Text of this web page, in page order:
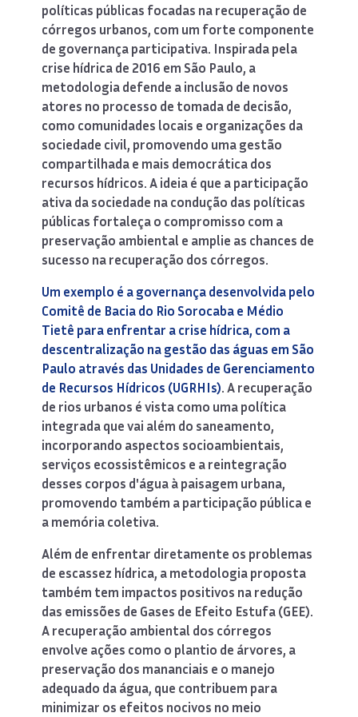
políticas públicas focadas na recuperação de
córregos urbanos, com um forte componente
de governança participativa. Inspirada pela
crise hídrica de 2016 em São Paulo, a
metodologia defende a inclusão de novos
atores no processo de tomada de decisão,
como comunidades locais e organizações da
sociedade civil, promovendo uma gestão
compartilhada e mais democrática dos
recursos hídricos. A ideia é que a participação
ativa da sociedade na condução das políticas
públicas fortaleça o compromisso com a
preservação ambiental e amplie as chances de
sucesso na recuperação dos córregos.
Um exemplo é a governança desenvolvida pelo
Comitê de Bacia do Rio Sorocaba e Médio
Tietê para enfrentar a crise hídrica, com a
descentralização na gestão das águas em São
Paulo através das Unidades de Gerenciamento
de Recursos Hídricos (UGRHIs). A recuperação
de rios urbanos é vista como uma política
integrada que vai além do saneamento,
incorporando aspectos socioambientais,
serviços ecossistêmicos e a reintegração
desses corpos d'água à paisagem urbana,
promovendo também a participação pública e
a memória coletiva.
Além de enfrentar diretamente os problemas
de escassez hídrica, a metodologia proposta
também tem impactos positivos na redução
das emissões de Gases de Efeito Estufa (GEE).
A recuperação ambiental dos córregos
envolve ações como o plantio de árvores, a
preservação dos mananciais e o manejo
adequado da água, que contribuem para
minimizar os efeitos nocivos no meio